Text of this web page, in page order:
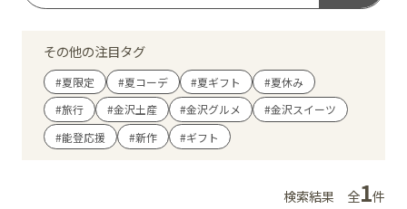
レストラン・カフェ
ショップニュース
その他の注目タグ
#夏限定 #夏コーデ #夏ギフト
#夏休み
#旅行
#金沢土産 #金沢グルメ
#金沢スイーツ
#能登応援
#新作 #ギフト
検索結果 全1件